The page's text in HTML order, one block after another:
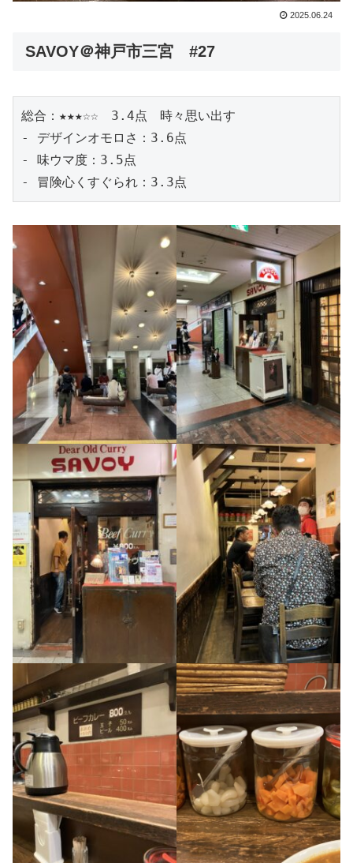
2025.06.24
SAVOY＠神戸市三宮 #27
総合：★★★☆☆　3.4点　時々思い出す
- デザインオモロさ：3.6点
- 味ウマ度：3.5点
- 冒険心くすぐられ：3.3点